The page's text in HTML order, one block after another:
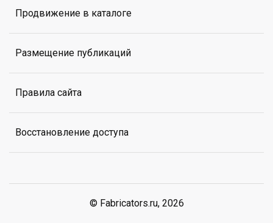
Продвижение в каталоге
Размещение публикаций
Правила сайта
Восстановление доступа
© Fabricators.ru, 2026